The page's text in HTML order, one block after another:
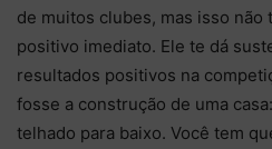
de muitos clubes, mas isso não
positivo imediato. Ele te dá
resultados positivos na
fosse a construção de uma
telhado para baixo. Você tem